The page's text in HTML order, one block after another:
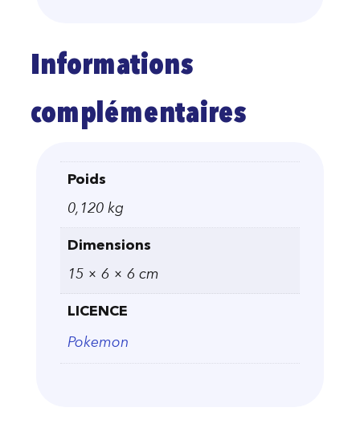
Informations
complémentaires
Poids
0,120 kg
Dimensions
15 × 6 × 6 cm
LICENCE
Pokemon